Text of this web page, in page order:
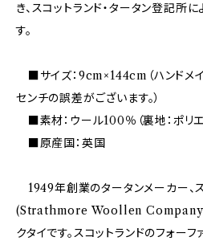
き、スコットランド・タータン登記所
す。
■サイズ：9cm×144cm（ハンドメ
センチの誤差がございます。）
■素材：ウール100％（裏地：ポリエ
■原産国：英国
1949年創業のタータンメーカー、
(Strathmore Woollen Company)
クタイです。スコットランドのフォー